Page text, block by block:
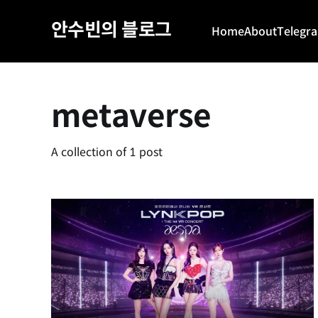
안수빈의 블로그 HomeAbout
metaverse
A collection of 1 post